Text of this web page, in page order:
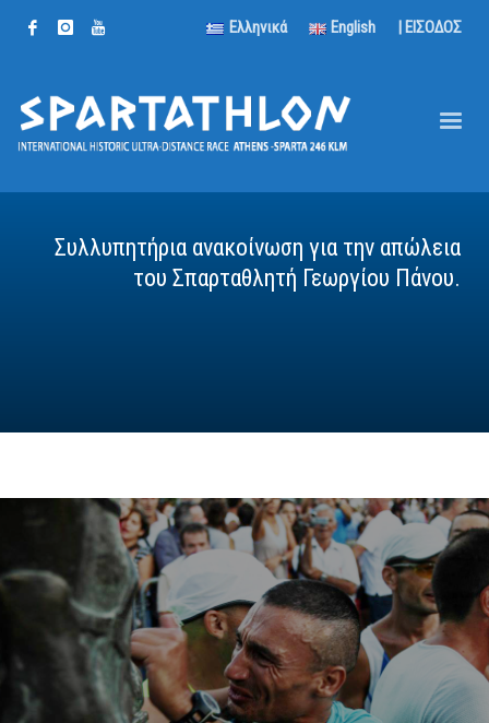
Ελληνικά English | ΕΙΣΟΔΟΣ
Συλλυπητήρια ανακοίνωση για την απώλεια
του Σπαρταθλητή Γεωργίου Πάνου.